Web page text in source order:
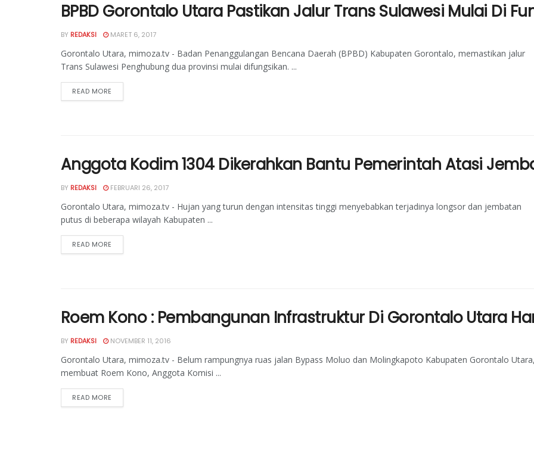
BPBD Gorontalo Utara Pastikan Jalur Trans Sulawesi Mulai Di
BY REDAKSI MARET 6, 2017
Gorontalo Utara, mimoza.tv - Badan Penanggulangan Bencana Daerah (BPBD) Kabupaten Gorontalo, memastikan jalur
Trans Sulawesi Penghubung dua provinsi mulai difungsikan. ...
READ MORE
Anggota Kodim 1304 Dikerahkan Bantu Pemerintah Atasi
BY REDAKSI FEBRUARI 26, 2017
Gorontalo Utara, mimoza.tv - Hujan yang turun dengan intensitas tinggi menyebabkan terjadinya longsor dan jembatan
putus di beberapa wilayah Kabupaten ...
READ MORE
Roem Kono : Pembangunan Infrastruktur Di Gorontalo Utara
BY REDAKSI NOVEMBER 11, 2016
Gorontalo Utara, mimoza.tv - Belum rampungnya ruas jalan Bypass Moluo dan Molingkapoto Kabupaten Gorontalo
membuat Roem Kono, Anggota Komisi ...
READ MORE